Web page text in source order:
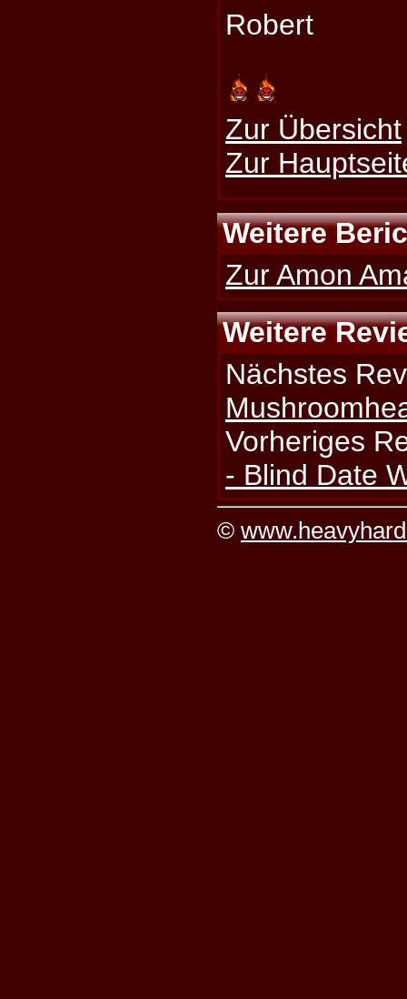
Robert
Zur Übersicht
Zur
Weitere
Zur Amon
Weitere
Nächstes
Vorheriges
- Blind Date
©